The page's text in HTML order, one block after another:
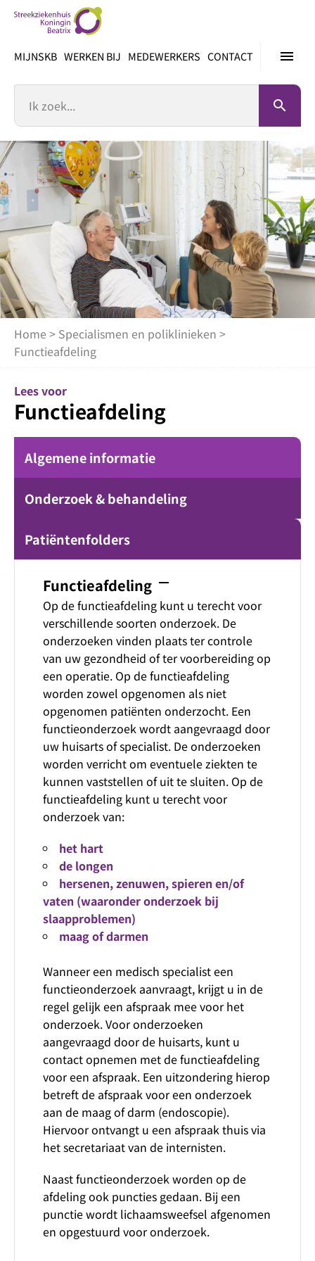
inhoud
menu
MIJNSKB WERKEN BIJ MEDEWERKERS CONTACT
search
Home > Specialismen en poliklinieken >
Functieafdeling
Lees voor
Functieafdeling
Algemene informatie
Onderzoek & behandeling
Patiëntenfolders
Functieafdeling remove
Op de functieafdeling kunt u terecht voor
verschillende soorten onderzoek. De
onderzoeken vinden plaats ter controle
van uw gezondheid of ter voorbereiding op
een operatie. Op de functieafdeling
worden zowel opgenomen als niet
opgenomen patiënten onderzocht. Een
functieonderzoek wordt aangevraagd door
uw huisarts of specialist. De onderzoeken
worden verricht om eventuele ziekten te
kunnen vaststellen of uit te sluiten. Op de
functieafdeling kunt u terecht voor
onderzoek van:
het hart
de longen
hersenen, zenuwen, spieren en/of
vaten (waaronder onderzoek bij
slaapproblemen)
maag of darmen
Wanneer een medisch specialist een
functieonderzoek aanvraagt, krijgt u in de
regel gelijk een afspraak mee voor het
onderzoek. Voor onderzoeken
aangevraagd door de huisarts, kunt u
contact opnemen met de functieafdeling
voor een afspraak. Een uitzondering hierop
betreft de afspraak voor een onderzoek
aan de maag of darm (endoscopie).
Hiervoor ontvangt u een afspraak thuis via
het secretariaat van de internisten.
Naast functieonderzoek worden op de
afdeling ook puncties gedaan. Bij een
punctie wordt lichaamsweefsel afgenomen
en opgestuurd voor onderzoek.